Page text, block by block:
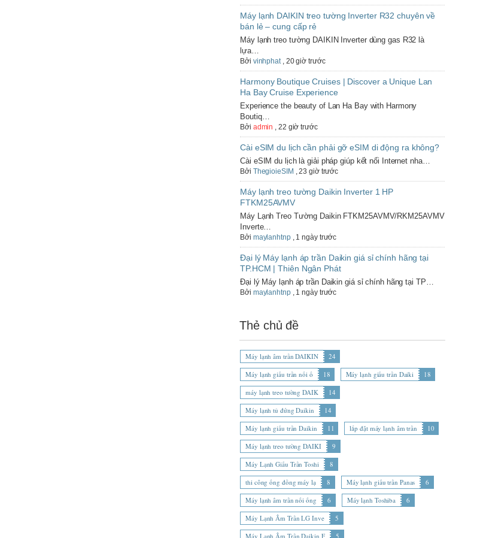
Máy lạnh DAIKIN treo tường Inverter R32 chuyên về
bán lẻ – cung cấp rẻ
Máy lạnh treo tường DAIKIN Inverter dùng gas R32 là
lựa…
Bởi vinhphat, 20 giờ trước
Harmony Boutique Cruises | Discover a Unique Lan
Ha Bay Cruise Experience
Experience the beauty of Lan Ha Bay with Harmony
Boutiq…
Bởi admin , 22 giờ trước
Cài eSIM du lịch cần phải gỡ eSIM di động ra không?
Cài eSIM du lịch là giải pháp giúp kết nối Internet nha…
Bởi ThegioieSIM ,23 giờ trước
Máy lạnh treo tường Daikin Inverter 1 HP
FTKM25AVMV
Máy Lạnh Treo Tường Daikin FTKM25AVMV/RKM25AVMV
Inverte…
Bởi maylanhtnp, 1 ngày trước
Đại lý Máy lạnh áp trần Daikin giá sỉ chính hãng tại
TP.HCM | Thiên Ngân Phát
Đại lý Máy lạnh áp trần Daikin giá sỉ chính hãng tại TP…
Bởi maylanhtnp, 1 ngày trước
Thẻ chủ đề
Máy lạnh âm trần DAIKIN
24
Máy lạnh giấu trần nối ố
18 Máy lạnh giấu trần Daiki
18
máy lạnh treo tường DAIK
14
Máy lạnh tủ đứng Daikin
14
Máy lạnh giấu trần Daikin
11 lắp đặt máy lạnh âm trần
10
Máy lạnh treo tường DAIKI
9
Máy Lạnh Giấu Trần Toshi
8
thi công ống đồng máy lạ
8 Máy lạnh giấu trần Panas
6
Máy lạnh âm trần nối ống
6 Máy lạnh Toshiba
6
Máy Lạnh Âm Trần LG Inve
5
Máy Lạnh Âm Trần Daikin F
5